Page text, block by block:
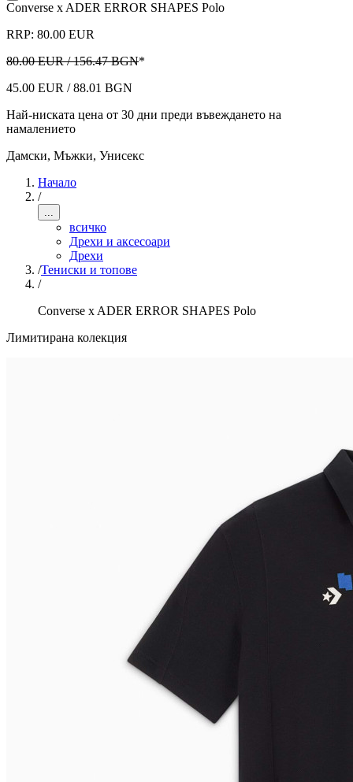
Converse x ADER ERROR SHAPES Polo
RRP: 80.00 EUR
80.00 EUR / 156.47 BGN*
45.00 EUR / 88.01 BGN
Най-ниската цена от 30 дни преди въвеждането на
намалението
Дамски, Мъжки, Унисекс
Начало
/
...
всичко
Дрехи и аксесоари
Дрехи
/Тениски и топове
/
Converse x ADER ERROR SHAPES Polo
Лимитирана колекция